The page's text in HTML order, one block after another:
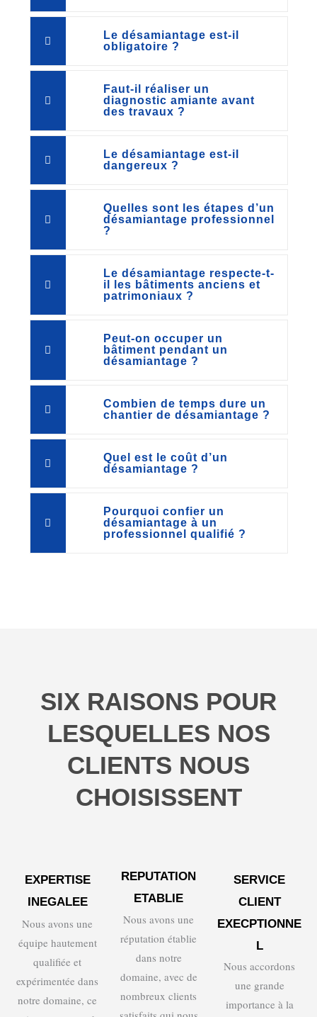
Le désamiantage est-il
obligatoire ?
Faut-il réaliser un
diagnostic amiante avant
des travaux ?
Le désamiantage est-il
dangereux ?
Quelles sont les étapes d’un
désamiantage professionnel
?
Le désamiantage respecte-t-
il les bâtiments anciens et
patrimoniaux ?
Peut-on occuper un
bâtiment pendant un
désamiantage ?
Combien de temps dure un
chantier de désamiantage ?
Quel est le coût d’un
désamiantage ?
Pourquoi confier un
désamiantage à un
professionnel qualifié ?
SIX RAISONS POUR
LESQUELLES NOS
CLIENTS NOUS
CHOISISSENT
EXPERTISE
INEGALEE
Nous avons une
équipe hautement
qualifiée et
expérimentée dans
notre domaine, ce
REPUTATION
ETABLIE
Nous avons une
réputation établie
dans notre
domaine, avec de
nombreux clients
SERVICE
CLIENT
EXECPTIONNE
L
Nous accordons
une grande
importance à la